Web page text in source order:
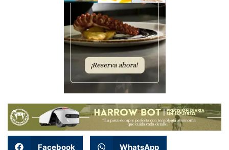
Facebook WhatsApp